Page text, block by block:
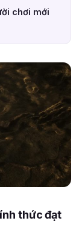
chơi mới
thức đạt